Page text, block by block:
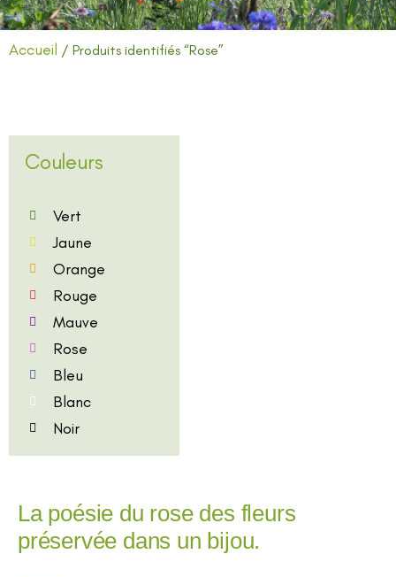
Accueil / Produits identifiés “Rose”
Couleurs
Vert
Jaune
Orange
Rouge
Mauve
Rose
Bleu
Blanc
Noir
La poésie du rose des fleurs
préservée dans un bijou.